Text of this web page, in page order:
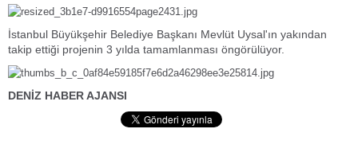
İstanbul Büyükşehir Belediye Başkanı Mevlüt Uysal'ın yakından
takip ettiği projenin 3 yılda tamamlanması öngörülüyor.
DENİZ HABER AJANSI